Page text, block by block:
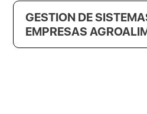
GESTION DE
EMPRESAS